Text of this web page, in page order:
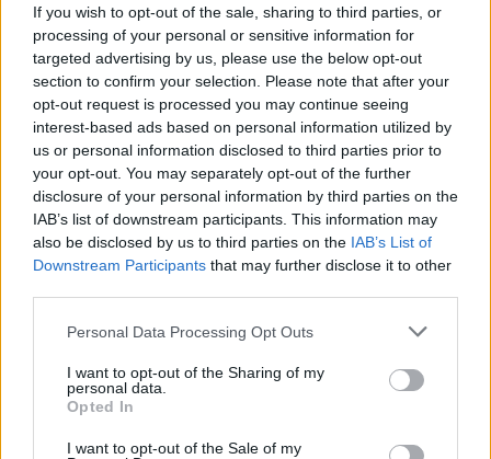
If you wish to opt-out of the sale, sharing to third parties, or
processing of your personal or sensitive information for
targeted advertising by us, please use the below opt-out
section to confirm your selection. Please note that after your
opt-out request is processed you may continue seeing
interest-based ads based on personal information utilized by
us or personal information disclosed to third parties prior to
your opt-out. You may separately opt-out of the further
disclosure of your personal information by third parties on the
IAB’s list of downstream participants. This information may
also be disclosed by us to third parties on the IAB’s List of
Downstream Participants that may further disclose it to other
Please note that this website/app uses one or more Google
not limited to your visit or usage behaviour. You may click to
grant or deny consent to Google and its third-party tags to
use your data for below specified purposes in below Google
consent section.
Personal Data Processing Opt Outs
I want to opt-out of the Sharing of my
personal data.
Opted In
I want to opt-out of the Sale of my
NŐVERŐ SZOMBATHELYI FÉRFI ELLEN EMELT
VÁDAT AZ ÜGYÉSZSÉG
Szólj hozzá!